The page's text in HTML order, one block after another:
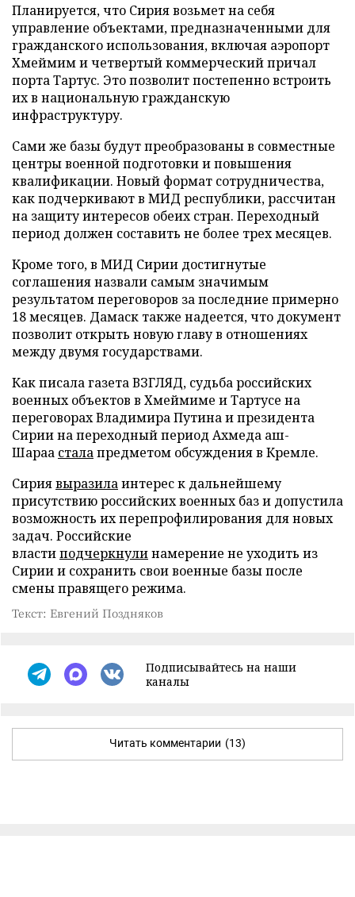
Планируется, что Сирия возьмет на себя
управление объектами, предназначенными для
гражданского использования, включая аэропорт
Хмеймим и четвертый коммерческий причал
порта Тартус. Это позволит постепенно встроить
их в национальную гражданскую
инфраструктуру.
Сами же базы будут преобразованы в совместные
центры военной подготовки и повышения
квалификации. Новый формат сотрудничества,
как подчеркивают в МИД республики, рассчитан
на защиту интересов обеих стран. Переходный
период должен составить не более трех месяцев.
Кроме того, в МИД Сирии достигнутые
соглашения назвали самым значимым
результатом переговоров за последние примерно
18 месяцев. Дамаск также надеется, что документ
позволит открыть новую главу в отношениях
между двумя государствами.
Как писала газета ВЗГЛЯД, судьба российских
военных объектов в Хмеймиме и Тартусе на
переговорах Владимира Путина и президента
Сирии на переходный период Ахмеда аш-
Шараа сталапредметом обсуждения в Кремле.
Сириявыразилаинтерес к дальнейшему
присутствию российских военных баз и допустила
возможность их перепрофилирования для новых
задач. Российские
властиподчеркнулинамерение не уходить из
Сирии и сохранить свои военные базы после
смены правящего режима.
Текст: Евгений Поздняков
Подписывайтесь на наши
каналы
Читать комментарии (13)